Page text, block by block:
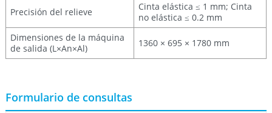
Precisión del relieve
Cinta elástica ≤ 1 mm; Cinta
no elástica ≤ 0.2 mm
Dimensiones de la máquina
de salida (L×An×Al)
1360 × 695 × 1780 mm
Formulario de consultas